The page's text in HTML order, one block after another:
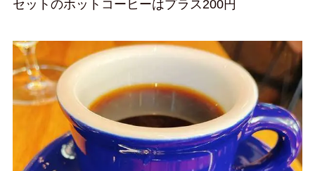
セットのホットコーヒーはプラス200円